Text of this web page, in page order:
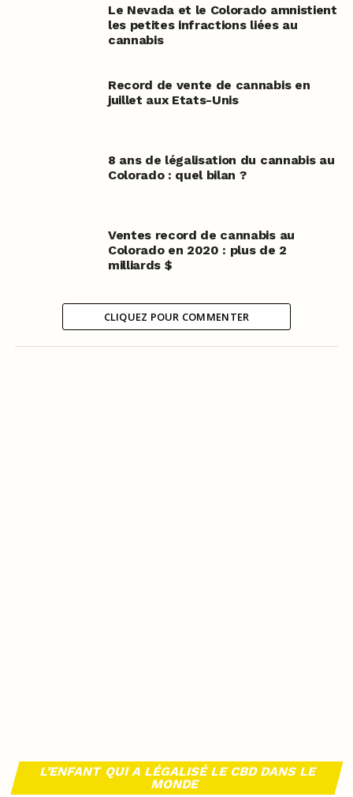
Le Nevada et le Colorado amnistient
les petites infractions liées au
cannabis
Record de vente de cannabis en
juillet aux Etats-Unis
8 ans de légalisation du cannabis au
Colorado : quel bilan ?
Ventes record de cannabis au
Colorado en 2020 : plus de 2
milliards $
CLIQUEZ POUR COMMENTER
L’ENFANT QUI A LÉGALISÉ LE CBD DANS LE
MONDE